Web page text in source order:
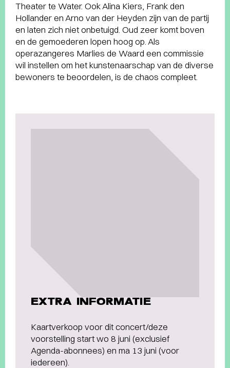
Theater te Water. Ook Alina Kiers, Frank den
Hollander en Arno van der Heyden zijn van de partij
en laten zich niet onbetuigd. Oud zeer komt boven
en de gemoederen lopen hoog op. Als
operazangeres Marlies de Waard een commissie
wil instellen om het kunstenaarschap van de diverse
bewoners te beoordelen, is de chaos compleet.
EXTRA INFORMATIE
Kaartverkoop voor dit concert/deze
voorstelling start wo 8 juni (exclusief
Agenda-abonnees) en ma 13 juni (voor
iedereen).